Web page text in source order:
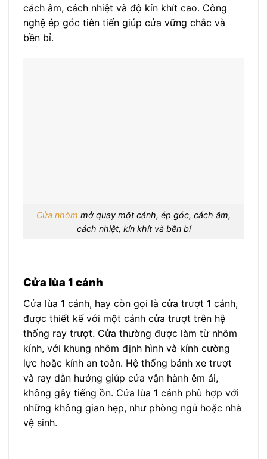
cách âm, cách nhiệt và độ kín khít cao. Công
nghệ ép góc tiên tiến giúp cửa vững chắc và
bền bỉ.
Cửa nhôm mở quay một cánh, ép góc, cách âm,
cách nhiệt, kín khít và bền bỉ
Cửa lùa 1 cánh
Cửa lùa 1 cánh, hay còn gọi là cửa trượt 1 cánh,
được thiết kế với một cánh cửa trượt trên hệ
thống ray trượt. Cửa thường được làm từ nhôm
kính, với khung nhôm định hình và kính cường
lực hoặc kính an toàn. Hệ thống bánh xe trượt
và ray dẫn hướng giúp cửa vận hành êm ái,
không gây tiếng ồn. Cửa lùa 1 cánh phù hợp với
những không gian hẹp, như phòng ngủ hoặc nhà
vệ sinh.